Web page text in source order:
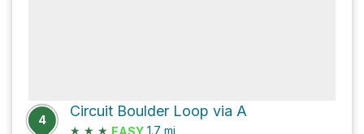
4
Circuit Boulder Loop via A
★ ★ ★ EASY 1.7 mi